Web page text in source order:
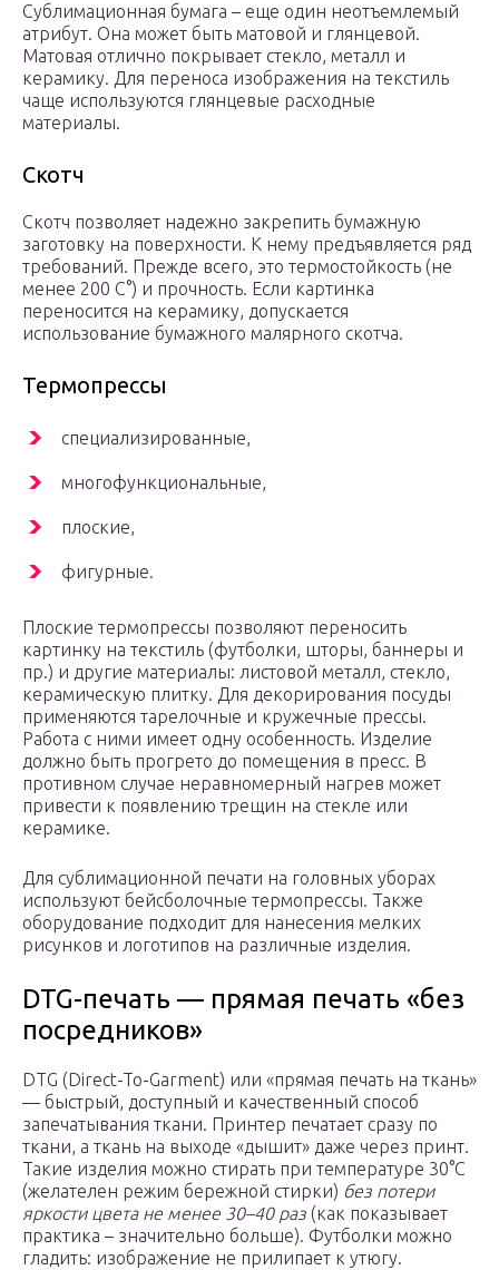
Сублимационная бумага – еще один неотъемлемый
атрибут. Она может быть матовой и глянцевой.
Матовая отлично покрывает стекло, металл и
керамику. Для переноса изображения на текстиль
чаще используются глянцевые расходные
материалы.
Скотч
Скотч позволяет надежно закрепить бумажную
заготовку на поверхности. К нему предъявляется ряд
требований. Прежде всего, это термостойкость (не
менее 200 С°) и прочность. Если картинка
переносится на керамику, допускается
использование бумажного малярного скотча.
Термопрессы
специализированные,
многофункциональные,
плоские,
фигурные.
Плоские термопрессы позволяют переносить
картинку на текстиль (футболки, шторы, баннеры и
пр.) и другие материалы: листовой металл, стекло,
керамическую плитку. Для декорирования посуды
применяются тарелочные и кружечные прессы.
Работа с ними имеет одну особенность. Изделие
должно быть прогрето до помещения в пресс. В
противном случае неравномерный нагрев может
привести к появлению трещин на стекле или
керамике.
Для сублимационной печати на головных уборах
используют бейсболочные термопрессы. Также
оборудование подходит для нанесения мелких
рисунков и логотипов на различные изделия.
DTG-печать — прямая печать «без
посредников»
DTG (Direct-To-Garment) или «прямая печать на ткань»
— быстрый, доступный и качественный способ
запечатывания ткани. Принтер печатает сразу по
ткани, а ткань на выходе «дышит» даже через принт.
Такие изделия можно стирать при температуре 30°C
(желателен режим бережной стирки) без потери
яркости цвета не менее 30–40 раз (как показывает
практика – значительно больше). Футболки можно
гладить: изображение не прилипает к утюгу.